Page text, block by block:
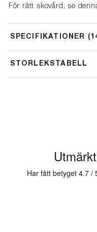
För rätt skovård, se
SPECIFIKATIONER
STORLEKSTABELL